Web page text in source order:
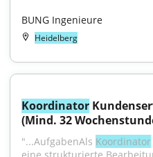
BUNG Ingenieure
Heidelberg
Koordinator
(Mind. 32
"...AufgabenAls Koordinator